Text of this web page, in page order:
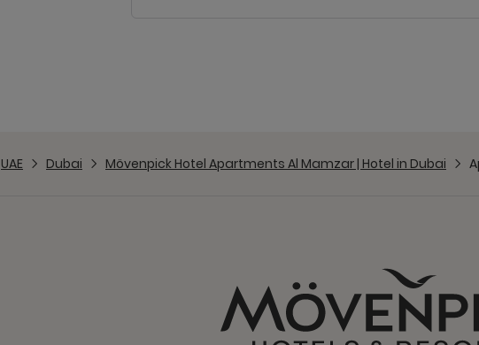
UAE Dubai Mövenpick Hotel Apartments Al Mamzar | Hotel in Dubai